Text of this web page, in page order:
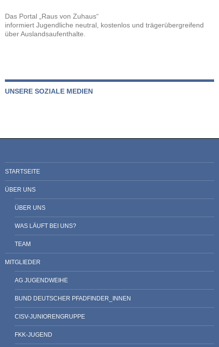
Das Portal „Raus von Zuhaus“
informiert Jugendliche neutral, kostenlos und trägerübergreifend
über Auslandsaufenthalte.
UNSERE SOZIALE MEDIEN
STARTSEITE
ÜBER UNS
ÜBER UNS
WAS LÄUFT BEI UNS?
TEAM
MITGLIEDER
AG JUGENDWEIHE
BUND DEUTSCHER PFADFINDER_INNEN
CISV-JUNIORENGRUPPE
FKK-JUGEND